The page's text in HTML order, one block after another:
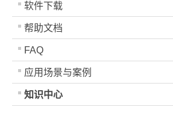
软件下载
帮助文档
FAQ
应用场景与案例
知识中心